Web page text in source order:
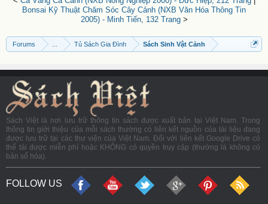
Bonsai Kỹ Thuật Chăm Sóc Cây Cảnh (NXB Văn Hóa Thông Tin
2005) - Minh Tiến, 132 Trang>
Forums Tủ Sách Gia Đình Sách Sinh Vật Cảnh
Sách Việt là nơi lưu trữ thông tin sách được xuất bản tại Việt Nam. Trong
thông tin giới thiệu của mỗi sách thường có liên kết nguồn của tài liệu đang
được lưu trữ tại các thư viện của Việt Nam. Đối với liên kết Google Drive có
thể tải được miễn phí hoặc KHÔNG có quyền truy cập (thường là không có
bản số hóa).
FOLLOW US